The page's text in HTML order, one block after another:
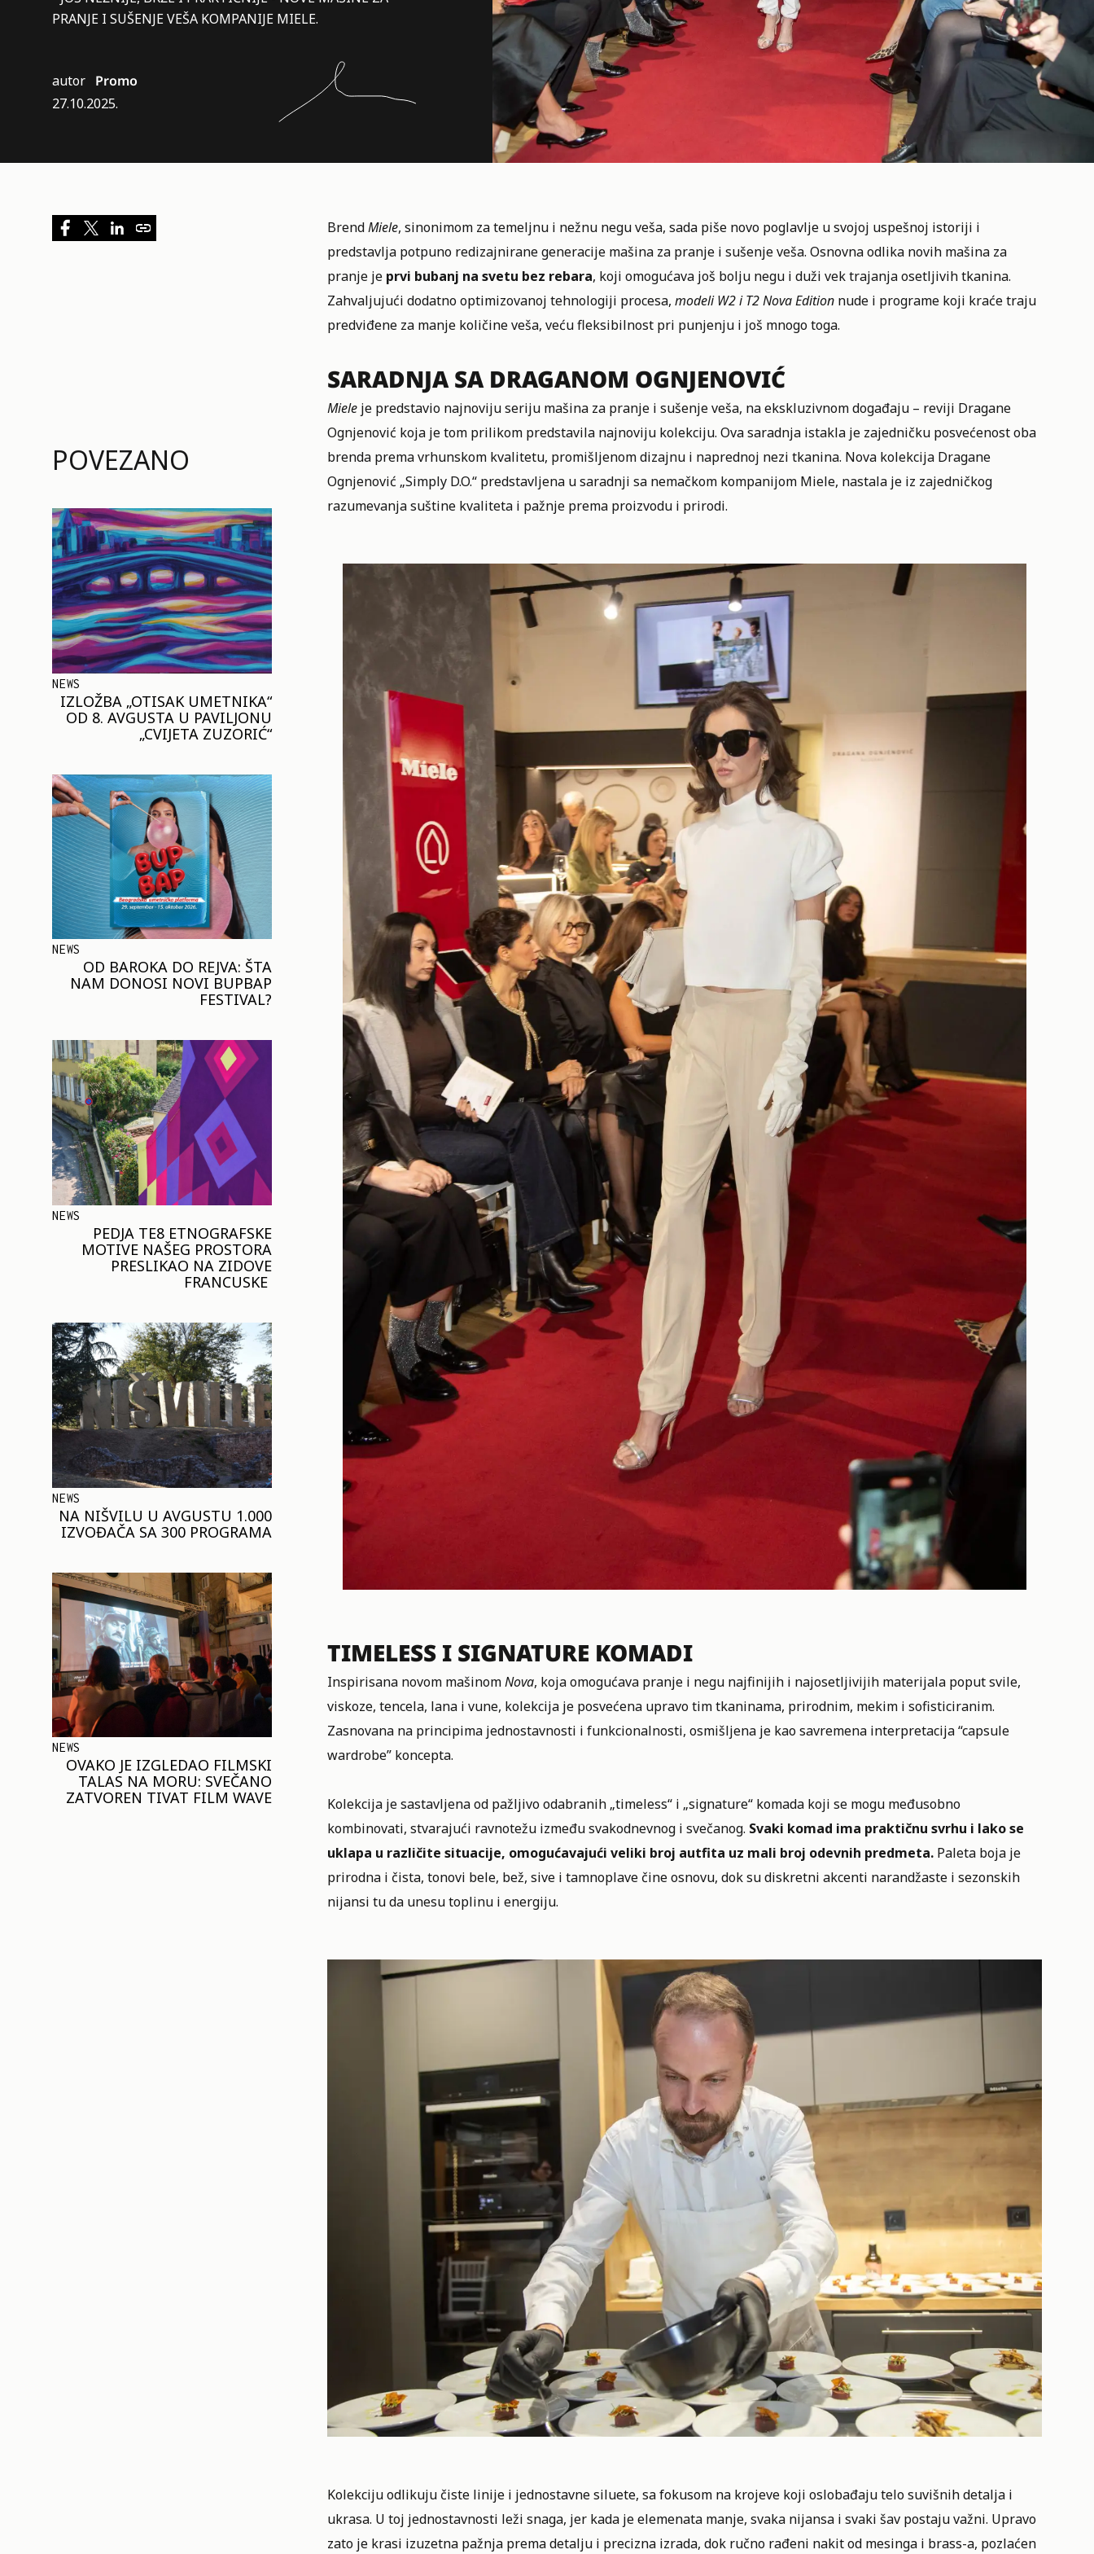
PRANJE I SUŠENJE VEŠA KOMPANIJE MIELE.
autor Promo
27.10.2025.
POVEZANO
NEWS
IZLOŽBA „OTISAK UMETNIKA“
OD 8. AVGUSTA U PAVILJONU
„CVIJETA ZUZORIĆ“
NEWS
OD BAROKA DO REJVA: ŠTA
NAM DONOSI NOVI BUPBAP
FESTIVAL?
NEWS
PEDJA TE8 ETNOGRAFSKE
MOTIVE NAŠEG PROSTORA
PRESLIKAO NA ZIDOVE
FRANCUSKE
NEWS
NA NIŠVILU U AVGUSTU 1.000
IZVOĐAČA SA 300 PROGRAMA
NEWS
OVAKO JE IZGLEDAO FILMSKI
TALAS NA MORU: SVEČANO
ZATVOREN TIVAT FILM WAVE
BrendMiele, sinonimom za temeljnu i nežnu negu veša, sada piše novo poglavlje u svojoj uspešnoj istoriji i
predstavlja potpuno redizajnirane generacije mašina za pranje i sušenje veša. Osnovna odlika novih mašina za
pranje je prvi bubanj na svetu bez rebara, koji omogućava još bolju negu i duži vek trajanja osetljivih tkanina.
Zahvaljujući dodatno optimizovanoj tehnologiji procesa, modeli W2 i T2 Nova Edition nude i programe koji kraće traju
predviđene za manje količine veša, veću fleksibilnost pri punjenju i još mnogo toga.
SARADNJA SA DRAGANOM OGNJENOVIĆ
Miele je predstavio najnoviju seriju mašina za pranje i sušenje veša, na ekskluzivnom događaju – reviji Dragane
Ognjenović koja je tom prilikom predstavila najnoviju kolekciju. Ova saradnja istakla je zajedničku posvećenost oba
brenda prema vrhunskom kvalitetu, promišljenom dizajnu i naprednoj nezi tkanina. Nova kolekcija Dragane
Ognjenović „Simply D.O.“ predstavljena u saradnji sa nemačkom kompanijom Miele, nastala je iz zajedničkog
razumevanja suštine kvaliteta i pažnje prema proizvodu i prirodi.
TIMELESS I SIGNATURE KOMADI
Inspirisana novom mašinomNova, koja omogućava pranje i negu najfinijih i najosetljivijih materijala poput svile,
viskoze, tencela, lana i vune, kolekcija je posvećena upravo tim tkaninama, prirodnim, mekim i sofisticiranim.
Zasnovana na principima jednostavnosti i funkcionalnosti, osmišljena je kao savremena interpretacija “capsule
wardrobe” koncepta.
Kolekcija je sastavljena od pažljivo odabranih „timeless“ i „signature“ komada koji se mogu međusobno
kombinovati, stvarajući ravnotežu između svakodnevnog i svečanog. Svaki komad ima praktičnu svrhu i lako se
uklapa u različite situacije, omogućavajući veliki broj autfita uz mali broj odevnih predmeta. Paleta boja je
prirodna i čista, tonovi bele, bež, sive i tamnoplave čine osnovu, dok su diskretni akcenti narandžaste i sezonskih
nijansi tu da unesu toplinu i energiju.
Kolekciju odlikuju čiste linije i jednostavne siluete, sa fokusom na krojeve koji oslobađaju telo suvišnih detalja i
ukrasa. U toj jednostavnosti leži snaga, jer kada je elemenata manje, svaka nijansa i svaki šav postaju važni. Upravo
zato je krasi izuzetna pažnja prema detalju i precizna izrada, dok ručno rađeni nakit od mesinga i brass-a, pozlaćen